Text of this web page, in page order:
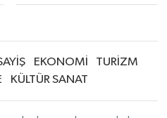
EKONOMİ
TURİZM
KÜLTÜR SANAT